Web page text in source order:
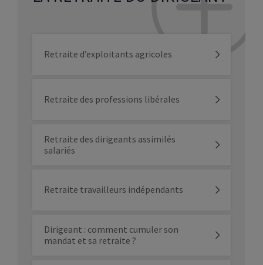
Retraite d’exploitants agricoles
Retraite des professions libérales
Retraite des dirigeants assimilés
salariés
Retraite travailleurs indépendants
Dirigeant : comment cumuler son
mandat et sa retraite ?